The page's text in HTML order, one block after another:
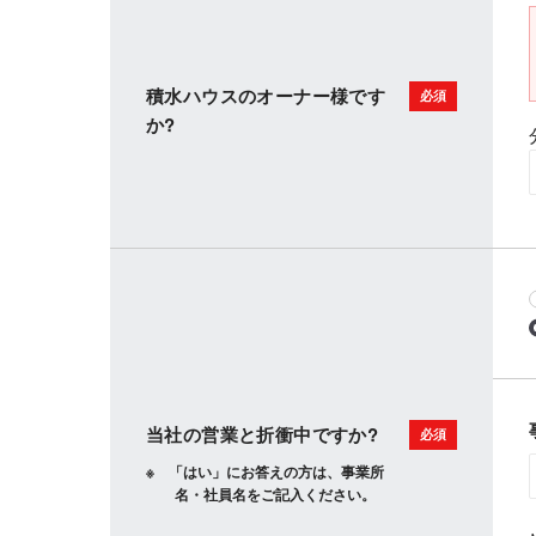
積水ハウスのオーナー様です
か?
当社の営業と折衝中ですか?
「はい」にお答えの方は、事業所
名・社員名をご記入ください。